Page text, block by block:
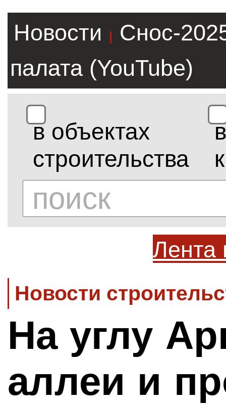
Новости |
Снос-
палата (YouTube)
в объектах
строительства
в
Лента
Новости
На углу
аллеи и